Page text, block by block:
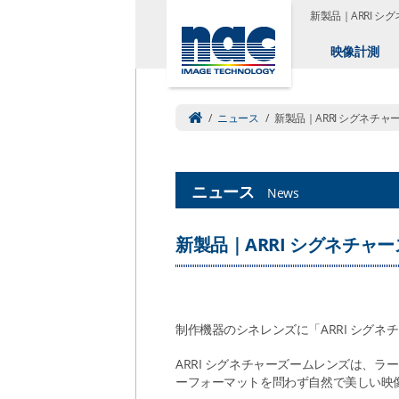
新製品｜ARRI シ
映像計測
/ ニュース / 新製品｜ARRI シグネチャ
ニュース News
新製品｜ARRI シグネチャ
制作機器のシネレンズに「ARRI シグネ
ARRI シグネチャーズームレンズは、ラ
ーフォーマットを問わず⾃然で美しい